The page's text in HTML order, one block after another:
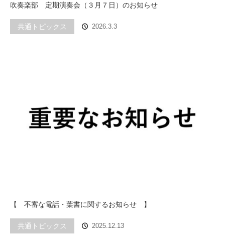
吹奏楽部 定期演奏会（３月７日）のお知らせ
共通トピックス 2026.3.3
【 不審な電話・葉書に関するお知らせ 】
共通トピックス 2025.12.13